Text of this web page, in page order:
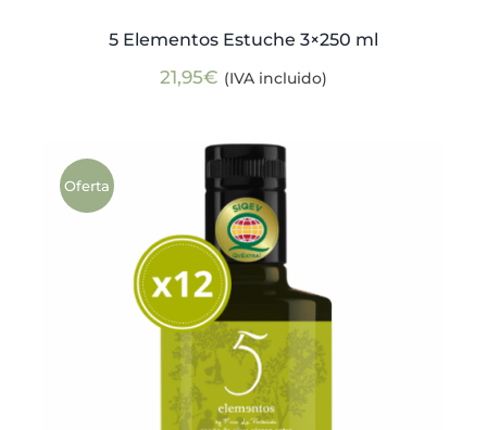
5 Elementos Estuche 3×250 ml
21,95€ (IVA incluido)
Oferta